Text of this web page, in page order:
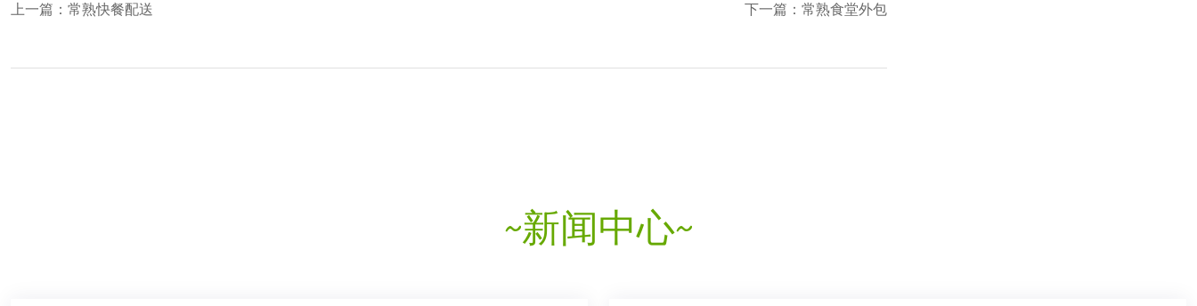
上一篇： 常熟快餐配送 下一篇： 常熟食堂外包
新闻中心